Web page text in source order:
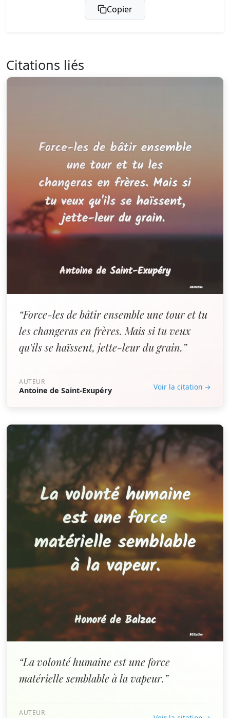
Copier
Citations liés
“Force-les de bâtir ensemble une tour et tu
les changeras en frères. Mais si tu veux
qu'ils se haïssent, jette-leur du grain.”
AUTEUR
Antoine de Saint-Exupéry Voir la citation →
“La volonté humaine est une force
matérielle semblable à la vapeur.”
AUTEUR